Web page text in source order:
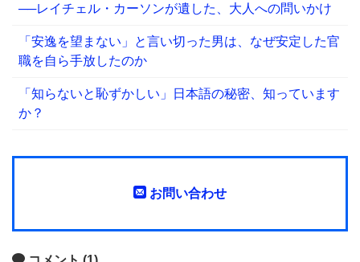
──レイチェル・カーソンが遺した、大人への問いかけ
「安逸を望まない」と言い切った男は、なぜ安定した官
職を自ら手放したのか
「知らないと恥ずかしい」日本語の秘密、知っています
か？
お問い合わせ